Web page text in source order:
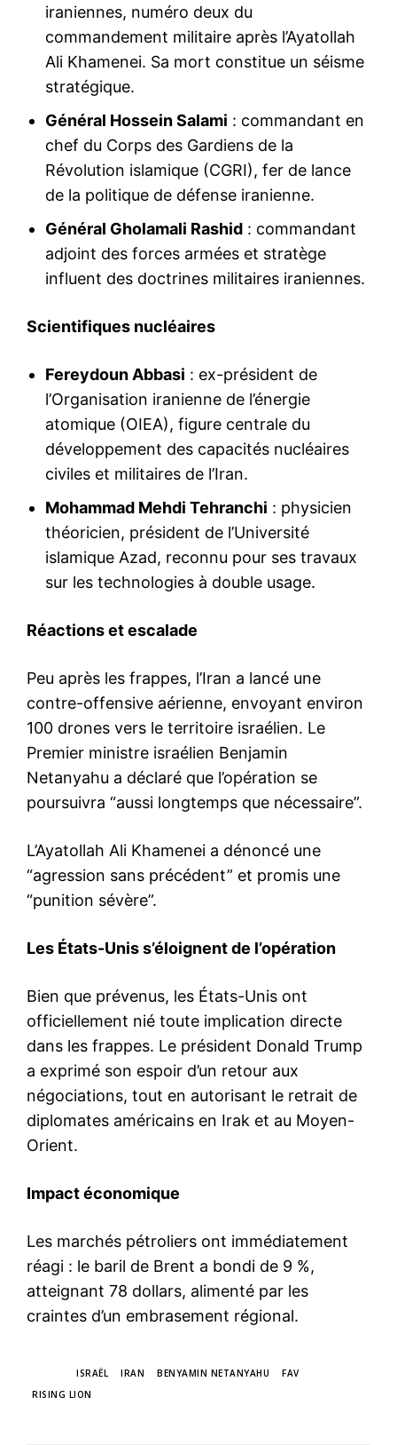
iraniennes, numéro deux du
commandement militaire après l’Ayatollah
Ali Khamenei. Sa mort constitue un séisme
stratégique.
Général Hossein Salami : commandant en
chef du Corps des Gardiens de la
Révolution islamique (CGRI), fer de lance
de la politique de défense iranienne.
Général Gholamali Rashid : commandant
adjoint des forces armées et stratège
influent des doctrines militaires iraniennes.
Scientifiques nucléaires
Fereydoun Abbasi : ex-président de
l’Organisation iranienne de l’énergie
atomique (OIEA), figure centrale du
développement des capacités nucléaires
civiles et militaires de l’Iran.
Mohammad Mehdi Tehranchi : physicien
théoricien, président de l’Université
islamique Azad, reconnu pour ses travaux
sur les technologies à double usage.
Réactions et escalade
Peu après les frappes, l’Iran a lancé une
contre-offensive aérienne, envoyant environ
100 drones vers le territoire israélien. Le
Premier ministre israélien Benjamin
Netanyahu a déclaré que l’opération se
poursuivra “aussi longtemps que nécessaire”.
L’Ayatollah Ali Khamenei a dénoncé une
“agression sans précédent” et promis une
“punition sévère”.
Les États-Unis s’éloignent de l’opération
Bien que prévenus, les États-Unis ont
officiellement nié toute implication directe
dans les frappes. Le président Donald Trump
a exprimé son espoir d’un retour aux
négociations, tout en autorisant le retrait de
diplomates américains en Irak et au Moyen-
Orient.
Impact économique
Les marchés pétroliers ont immédiatement
réagi : le baril de Brent a bondi de 9 %,
atteignant 78 dollars, alimenté par les
craintes d’un embrasement régional.
ISRAËL IRAN BENYAMIN NETANYAHU
FAV
RISING LION